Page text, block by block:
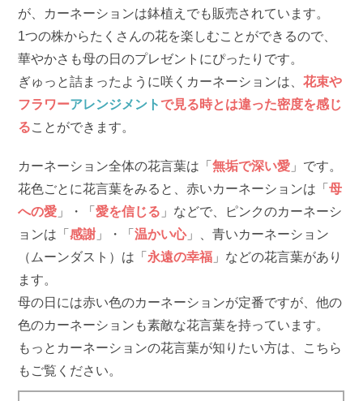
が、カーネーションは鉢植えでも販売されています。
1つの株からたくさんの花を楽しむことができるので、
華やかさも母の日のプレゼントにぴったりです。
ぎゅっと詰まったように咲くカーネーションは、花束や
フラワーアレンジメントで見る時とは違った密度を感じ
ることができます。
カーネーション全体の花言葉は「無垢で深い愛 」です。
花色ごとに花言葉をみると、赤いカーネーションは「母
への愛 」・「愛を信じる 」などで、ピンクのカーネーシ
ョンは「感謝 」・「温かい心」、青いカーネーション
（ムーンダスト）は「 永遠の幸福 」などの花言葉があり
ます。
母の日には赤い色のカーネーションが定番ですが、他の
色のカーネーションも素敵な花言葉を持っています。
もっとカーネーションの花言葉が知りたい方は、こちら
もご覧ください。